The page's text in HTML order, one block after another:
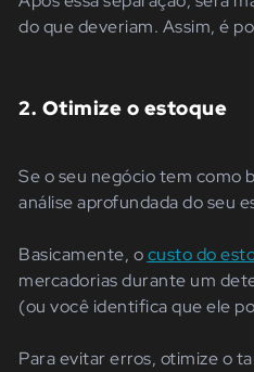
do que deveriam. Assim, é
2. Otimize o estoque
Se o seu negócio tem como
análise aprofundada do seu
Basicamente, ocusto do
mercadorias durante um
(ou você identifica que ele
Para evitar erros, otimize o